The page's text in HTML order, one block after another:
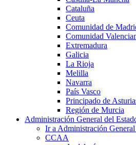
Cataluña
Ceuta
Comunidad de
Comunidad
Extremadura
Galicia
La Rioja
Melilla
Navarra
País Vasco
Principado de
Región de Murcia
Administración General del
Ir a Administración
CCAA